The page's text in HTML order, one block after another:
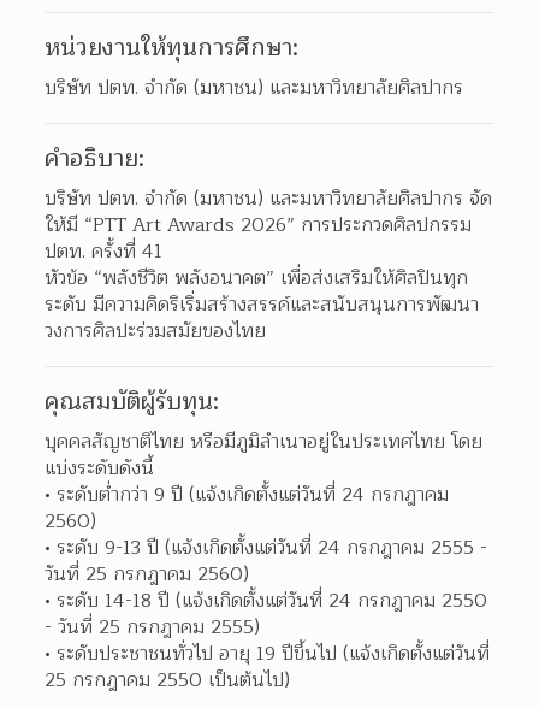
หน่วยงานให้ทุนการศึกษา:
บริษัท ปตท. จำกัด (มหาชน) และมหาวิทยาลัยศิลปากร
คำอธิบาย:
บริษัท ปตท. จำกัด (มหาชน) และมหาวิทยาลัยศิลปากร จัด
ให้มี “PTT Art Awards 2026” การประกวดศิลปกรรม
ปตท. ครั้งที่ 41
หัวข้อ “พลังชีวิต พลังอนาคต” เพื่อส่งเสริมให้ศิลปินทุก
ระดับ มีความคิดริเริ่มสร้างสรรค์และสนับสนุนการพัฒนา
วงการศิลปะร่วมสมัยของไทย
คุณสมบัติผู้รับทุน:
บุคคลสัญชาติไทย หรือมีภูมิลำเนาอยู่ในประเทศไทย โดย
แบ่งระดับดังนี้
ระดับต่ำกว่า 9 ปี (แจ้งเกิดตั้งแต่วันที่ 24 กรกฎาคม
2560)
ระดับ 9-13 ปี (แจ้งเกิดตั้งแต่วันที่ 24 กรกฎาคม 2555 -
วันที่ 25 กรกฎาคม 2560)
ระดับ 14-18 ปี (แจ้งเกิดตั้งแต่วันที่ 24 กรกฎาคม 2550
- วันที่ 25 กรกฎาคม 2555)
ระดับประชาชนทั่วไป อายุ 19 ปีขึ้นไป (แจ้งเกิดตั้งแต่วันที่
25 กรกฎาคม 2550 เป็นต้นไป)